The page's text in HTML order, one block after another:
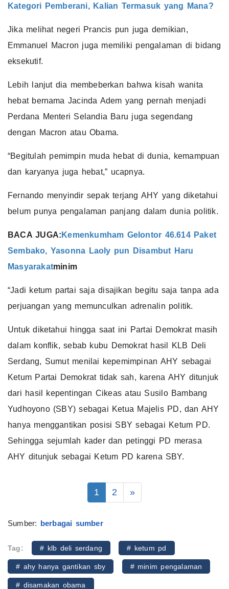
Kategori Pemberani, Kalian Termasuk yang Mana?
Jika melihat negeri Prancis pun juga demikian,
Emmanuel Macron juga memiliki pengalaman di bidang
eksekutif.
Lebih lanjut dia membeberkan bahwa kisah wanita
hebat bernama Jacinda Adem yang pernah menjadi
Perdana Menteri Selandia Baru juga segendang
dengan Macron atau Obama.
“Begitulah pemimpin muda hebat di dunia, kemampuan
dan karyanya juga hebat,” ucapnya.
Fernando menyindir sepak terjang AHY yang diketahui
belum punya pengalaman panjang dalam dunia politik.
BACA JUGA: Kemenkumham Gelontor 46.614 Paket
Sembako, Yasonna Laoly pun Disambut Haru
Masyarakatminim
“Jadi ketum partai saja disajikan begitu saja tanpa ada
perjuangan yang memunculkan adrenalin politik.
Untuk diketahui hingga saat ini Partai Demokrat masih
dalam konflik, sebab kubu Demokrat hasil KLB Deli
Serdang, Sumut menilai kepemimpinan AHY sebagai
Ketum Partai Demokrat tidak sah, karena AHY ditunjuk
dari hasil kepentingan Cikeas atau Susilo Bambang
Yudhoyono (SBY) sebagai Ketua Majelis PD, dan AHY
hanya menggantikan posisi SBY sebagai Ketum PD.
Sehingga sejumlah kader dan petinggi PD merasa
AHY ditunjuk sebagai Ketum PD karena SBY.
1 2 »
Sumber: berbagai sumber
Tag: # klb deli serdang # ketum pd
# ahy hanya gantikan sby # minim pengalaman
# disamakan obama